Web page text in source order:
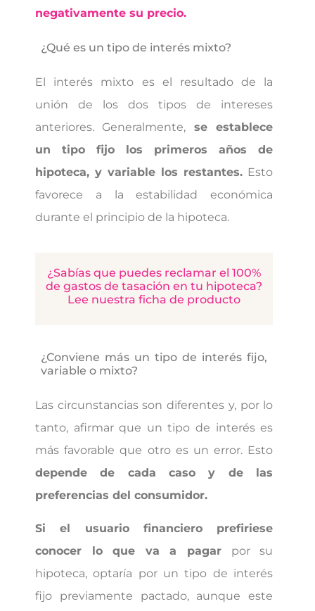
negativamente su precio.
¿Qué es un tipo de interés mixto?
El interés mixto es el resultado de la
unión de los dos tipos de intereses
anteriores. Generalmente, se establece
un tipo fijo los primeros años de
hipoteca, y variable los restantes. Esto
favorece a la estabilidad económica
durante el principio de la hipoteca.
¿Sabías que puedes reclamar el 100%
de gastos de tasación en tu hipoteca?
Lee nuestra ficha de producto
¿Conviene más un tipo de interés fijo,
variable o mixto?
Las circunstancias son diferentes y, por lo
tanto, afirmar que un tipo de interés es
más favorable que otro es un error. Esto
depende de cada caso y de las
preferencias del consumidor.
Si el usuario financiero prefiriese
conocer lo que va a pagar por su
hipoteca, optaría por un tipo de interés
fijo previamente pactado, aunque este